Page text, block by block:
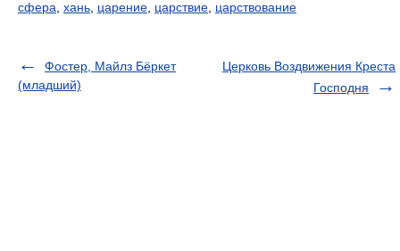
сфера хань царение царствие царствование
Фостер, Майлз Бёркет
(младший)
Церковь Воздвижения Креста
Господня